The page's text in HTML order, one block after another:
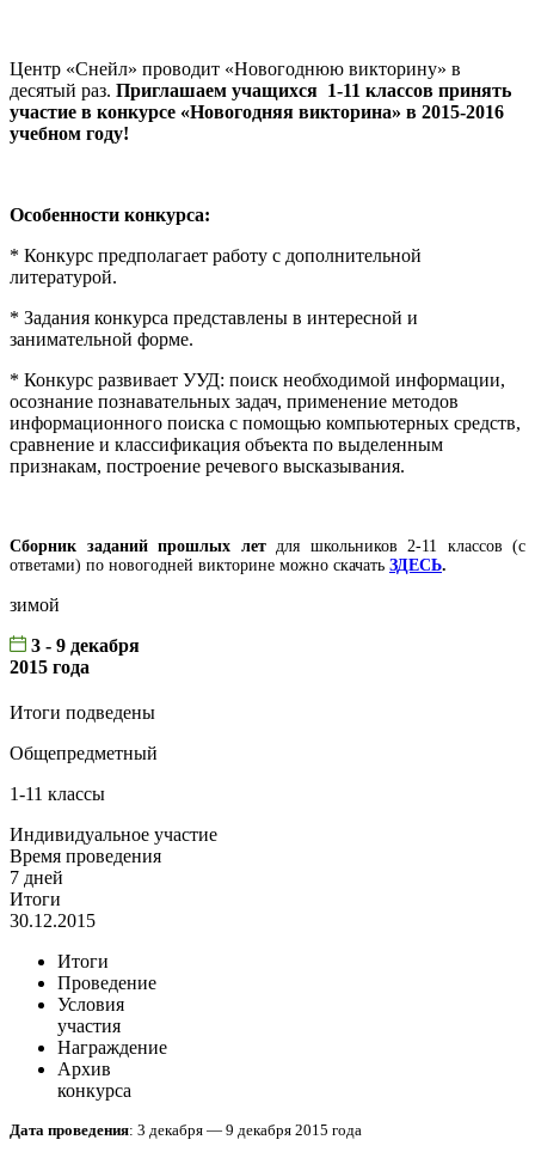
Центр «Снейл» проводит «Новогоднюю викторину» в
десятый раз. Приглашаем учащихся 1-11 классов принять
участие в конкурсе «Новогодняя викторина» в 2015-2016
учебном году!
Особенности конкурса:
* Конкурс предполагает работу с дополнительной
литературой.
* Задания конкурса представлены в интересной и
занимательной форме.
* Конкурс развивает УУД: поиск необходимой информации,
осознание познавательных задач, применение методов
информационного поиска с помощью компьютерных средств,
сравнение и классификация объекта по выделенным
признакам, построение речевого высказывания.
Сборник заданий прошлых летдля школьников 2-11 классов (с
ответами) по новогодней викторине можно скачать ЗДЕСЬ.
зимой
3 - 9 декабря
2015 года
Итоги подведены
Общепредметный
1-11 классы
Индивидуальное участие
Время проведения
7 дней
Итоги
30.12.2015
Итоги
Проведение
Условия
участия
Награждение
Архив
конкурса
Дата проведения: 3 декабря — 9 декабря 2015 года